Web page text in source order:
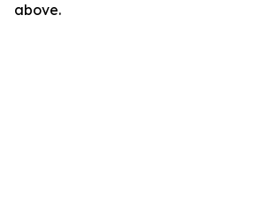
above.